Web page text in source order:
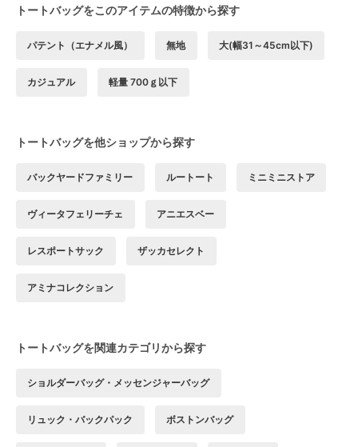
トートバッグをこのアイテムの特徴から探す
パテント（エナメル風） 無地 大(幅31～45cm以下)
カジュアル 軽量 700ｇ以下
トートバッグを他ショップから探す
バックヤードファミリー ルートート ミニミニストア
ヴィータフェリーチェ アニエスベー
レスポートサック ザッカセレクト
アミナコレクション
トートバッグを関連カテゴリから探す
ショルダーバッグ・メッセンジャーバッグ
リュック・バックパック ボストンバッグ